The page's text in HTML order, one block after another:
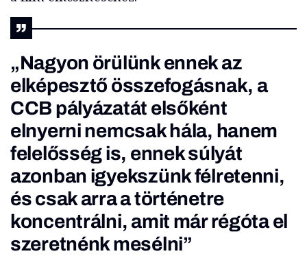
„Nagyon örülünk ennek az
elképesztő összefogásnak, a
CCB pályázatát elsőként
elnyerni nemcsak hála, hanem
felelősség is, ennek súlyát
azonban igyekszünk félretenni,
és csak arra a történetre
koncentrálni, amit már régóta el
szeretnénk mesélni”